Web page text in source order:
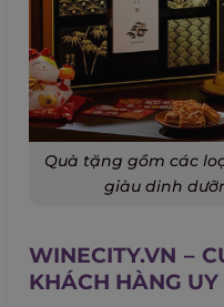
Quà tặng gồm các
giàu dinh
WINECITY.VN –
KHÁCH HÀNG